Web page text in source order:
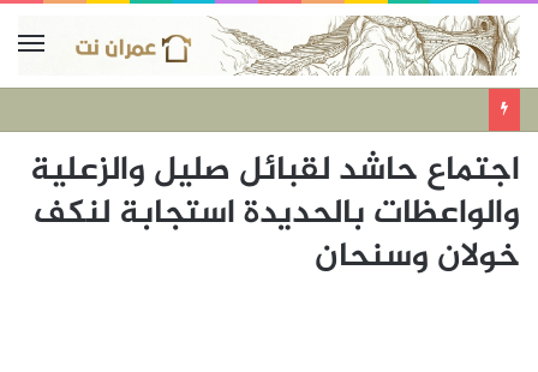
اجتماع حاشد لقبائل صليل والزعلية
والواعظات بالحديدة استجابة لنكف
خولان وسنحان